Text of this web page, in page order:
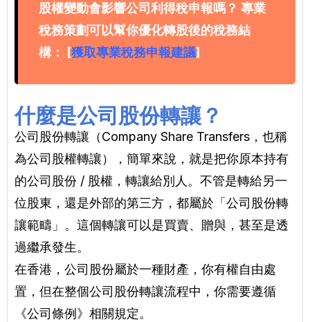
股權變動會影響公司利得稅申報嗎？ 專業
稅務策劃可以幫你優化轉股後的稅務結
構： [獲取專業稅務申報建議]
什麼是公司股份轉讓？
公司股份轉讓（Company Share Transfers，也稱
為公司股權轉讓），簡單來說，就是把你原本持有
的公司股份 / 股權，轉讓給別人。不管是轉給另一
位股東，還是外部的第三方，都屬於「公司股份轉
讓範疇」。這個轉讓可以是買賣、贈與，甚至是透
過繼承發生。
在香港，公司股份屬於一種財產，你有權自由處
置，但在整個公司股份轉讓流程中，你需要遵循
《公司條例》相關規定。